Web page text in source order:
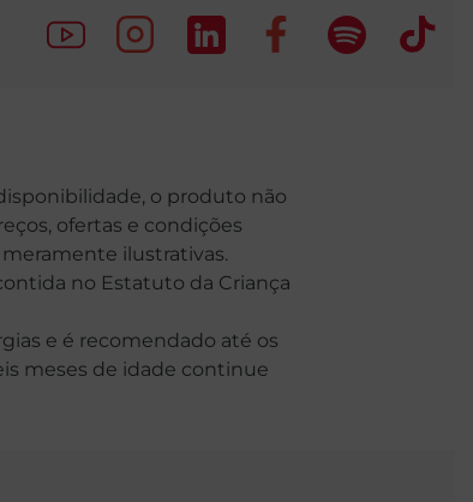
o produto não
ofertas e condições
ilustrativas.
contida no Estatuto da Criança
e é recomendado até os
meses de idade continue